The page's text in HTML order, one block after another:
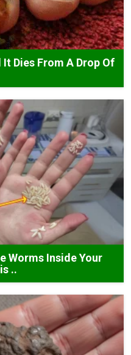
Dies From A Drop Of
Worms Inside Your
..